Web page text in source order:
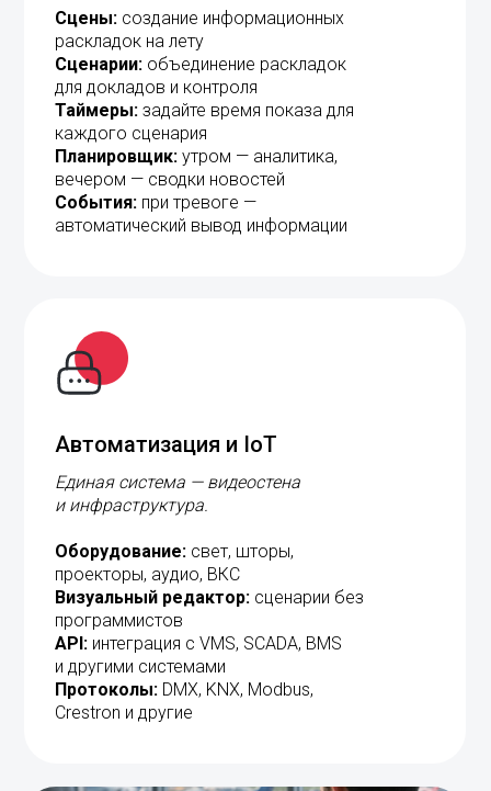
Автоматизация и IoT
и инфраструктура.
Оборудование:свет, шторы,
проекторы, аудио, ВКС
Визуальный редактор:сценарии без
программистов
API:интеграция с VMS, SCADA, BMS
и другими системами
Протоколы: DMX, KNX, Modbus,
Crestron и другие
Сценарии:объединение раскладок
для докладов и контроля
Таймеры:задайте время показа для
каждого сценария
Планировщик:утром — аналитика,
вечером — сводки новостей
События:при тревоге —
автоматический вывод информации